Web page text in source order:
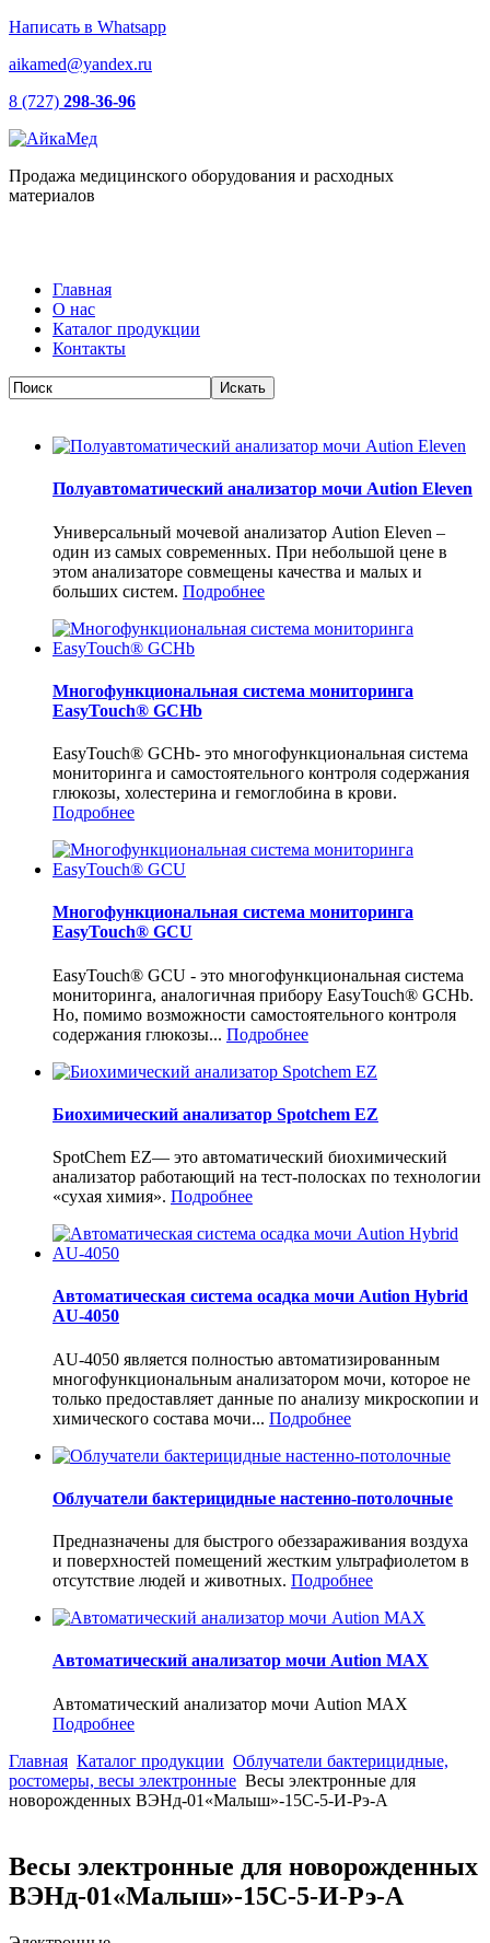
Написать в Whatsapp
aikamed@yandex.ru
8 (727) 298-36-96
Продажа медицинского оборудования и расходных
материалов
Главная
О нас
Каталог продукции
Контакты
Полуавтоматический анализатор мочи Aution Eleven
Универсальный мочевой анализатор Aution Eleven –
один из самых современных. При небольшой цене в
этом анализаторе совмещены качества и малых и
больших систем. Подробнее
Многофункциональная система мониторинга
EasyTouch® GCHb
EasyTouch® GCHb- это многофункциональная система
мониторинга и самостоятельного контроля содержания
глюкозы, холестерина и гемоглобина в крови.
Подробнее
Многофункциональная система мониторинга
EasyTouch® GCU
EasyTouch® GCU - это многофункциональная система
мониторинга, аналогичная прибору EasyTouch® GCHb.
Но, помимо возможности самостоятельного контроля
содержания глюкозы... Подробнее
Биохимический анализатор Spotchem EZ
SpotChem EZ— это автоматический биохимический
анализатор работающий на тест-полосках по технологии
«сухая химия». Подробнее
Автоматическая система осадка мочи Aution Hybrid
AU-4050
AU-4050 является полностью автоматизированным
многофункциональным анализатором мочи, которое не
только предоставляет данные по анализу микроскопии и
химического состава мочи... Подробнее
Облучатели бактерицидные настенно-потолочные
Предназначены для быстрого обеззараживания воздуха
и поверхностей помещений жестким ультрафиолетом в
отсутствие людей и животных. Подробнее
Автоматический анализатор мочи Aution MAX
Автоматический анализатор мочи Aution MAX
Подробнее
Главная Каталог продукции Облучатели бактерицидные,
ростомеры, весы электронные Весы электронные для
новорожденных ВЭНд-01«Малыш»-15С-5-И-Рэ-А
Весы электронные для новорожденных
ВЭНд-01«Малыш»-15С-5-И-Рэ-А